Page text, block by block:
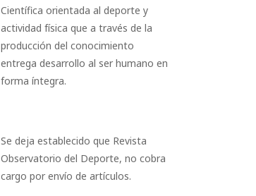
Científica orientada al deporte y
actividad física que a través de la
producción del conocimiento
entrega desarrollo al ser humano en
forma íntegra.
Se deja establecido que Revista
Observatorio del Deporte, no cobra
cargo por envío de artículos.